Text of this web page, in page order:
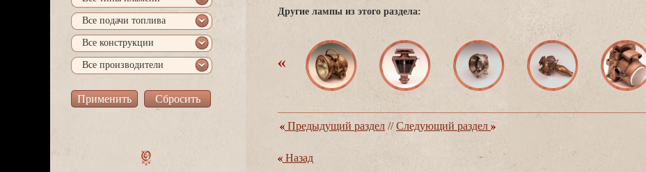
се подачи топлива
се конструкции
се производители
Другие лампы из этого раздела:
Предыдущий раздел //Следующий раздел
Назад